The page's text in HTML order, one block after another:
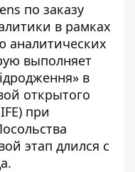
по заказу
в рамках
аналитических
выполняет
в
открытого
при
этап длился с